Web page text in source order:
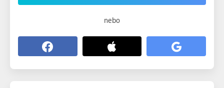
nebo